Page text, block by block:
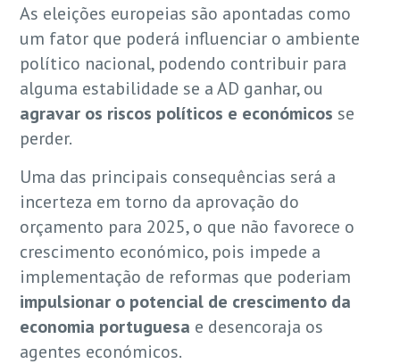
As eleições europeias são apontadas como
um fator que poderá influenciar o ambiente
político nacional, podendo contribuir para
alguma estabilidade se a AD ganhar, ou
agravar os riscos políticos e económicos se
perder.
Uma das principais consequências será a
incerteza em torno da aprovação do
orçamento para 2025, o que não favorece o
crescimento económico, pois impede a
implementação de reformas que poderiam
impulsionar o potencial de crescimento da
economia portuguesa e desencoraja os
agentes económicos.